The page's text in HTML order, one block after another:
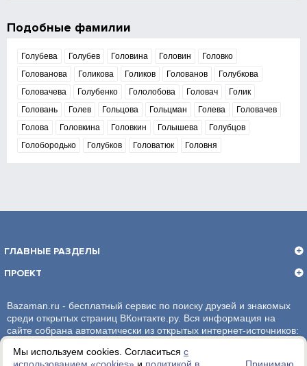
Мы используем cookies. Согласиться с
Подобные фамилии
Голубева Голубев Головина Головин
Головко
Голованова
Голикова Голиков Голованов
Голубкова
Головачева
Голубенко Гололобова Головач
Голик
Головань
Голев Гольцова Гольцман Голева
Головачев
Голова
Головкина Головкин Голышева
Голубцов
Голобородько
Голубков Головатюк Головня
ГЛАВНЫЕ РАЗДЕЛЫ
ПРОЕКТ
Bazaman.ru - бесплатный сервис по поиску друзей и знакомых
среди открытых страниц ВКонтакте.ру. Вся информация на
сайте собрана автоматически из открытых интернет-источников:
администрация сайта ответственности не несет.